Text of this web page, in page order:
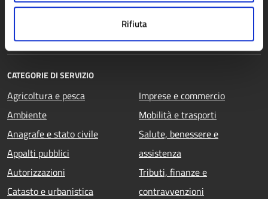
Rifiuta
Personale amministrativo
CATEGORIE DI SERVIZIO
Agricoltura e pesca
Ambiente
Anagrafe e stato civile
Appalti pubblici
Autorizzazioni
Catasto e urbanistica
Imprese e commercio
Mobilità e trasporti
Salute, benessere e
assistenza
Tributi, finanze e
contravvenzioni